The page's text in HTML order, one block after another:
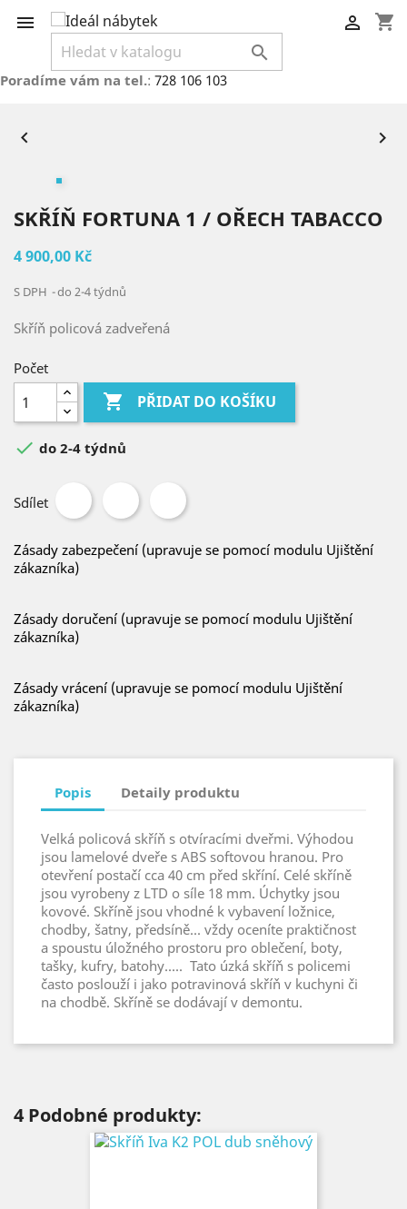
 shopping_cart


Poradíme vám na tel.: 728 106 103
 
SKŘÍŇ FORTUNA 1 / OŘECH TABACCO
4 900,00 Kč
S DPH do 2-4 týdnů
Skříň policová zadveřená
Počet
 PŘIDAT DO KOŠÍKU
 do 2-4 týdnů
Sdílet
Zásady zabezpečení (upravuje se pomocí modulu Ujištění
zákazníka)
Zásady doručení (upravuje se pomocí modulu Ujištění
zákazníka)
Zásady vrácení (upravuje se pomocí modulu Ujištění
zákazníka)
Popis Detaily produktu
Velká policová skříň s otvíracími dveřmi. Výhodou
jsou lamelové dveře s ABS softovou hranou. Pro
otevření postačí cca 40 cm před skříní. Celé skříně
jsou vyrobeny z LTD o síle 18 mm. Úchytky jsou
kovové. Skříně jsou vhodné k vybavení ložnice,
chodby, šatny, předsíně... vždy oceníte praktičnost
a spoustu úložného prostoru pro oblečení, boty,
tašky, kufry, batohy..... Tato úzká skříň s policemi
často poslouží i jako potravinová skříň v kuchyni či
na chodbě. Skříně se dodávají v demontu.
4 Podobné produkty: